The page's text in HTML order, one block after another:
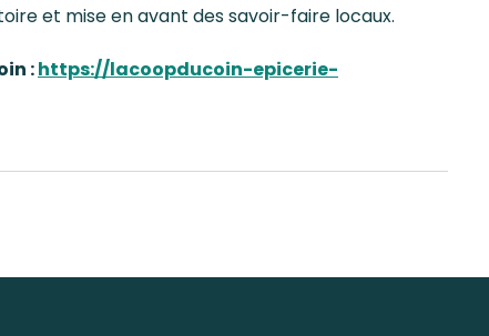
et mise en avant des savoir-faire locaux.
:https://lacoopducoin-epicerie-